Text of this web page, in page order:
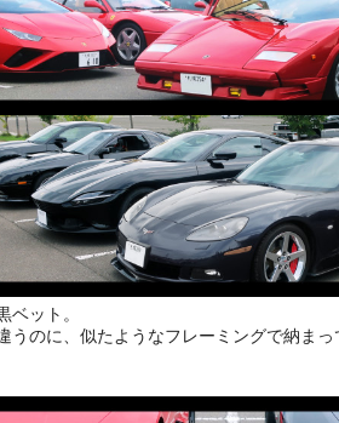
ベット。
うのに、似たようなフレーミングで納まっ